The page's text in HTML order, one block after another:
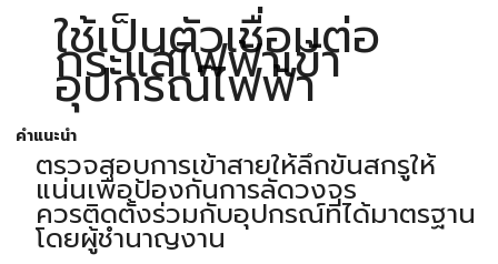
ใช้เป็นตัวเชื่อมต่อ
กระแสไฟฟ้าเข้า
อุปกรณ์ไฟฟ้า
คำแนะนำ
ตรวจสอบการเข้าสายให้ลึกขันสกรูให้
แน่นเพื่อป้องกันการลัดวงจร
ควรติดตั้งร่วมกับอุปกรณ์ที่ได้มาตรฐาน
โดยผู้ชำนาญงาน